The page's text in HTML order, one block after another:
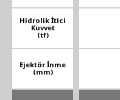
Hidrolik İtici
Kuvvet
(tf)
Ejektör İnme
(mm)